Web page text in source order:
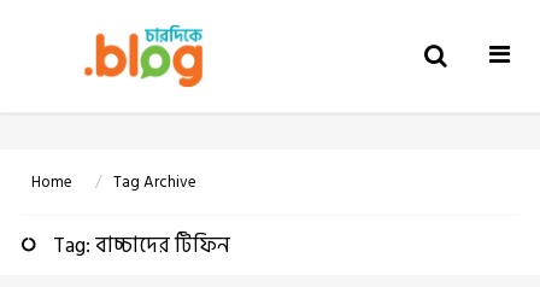
Home Tag Archive
Tag: বাচ্চাদের টিফিন